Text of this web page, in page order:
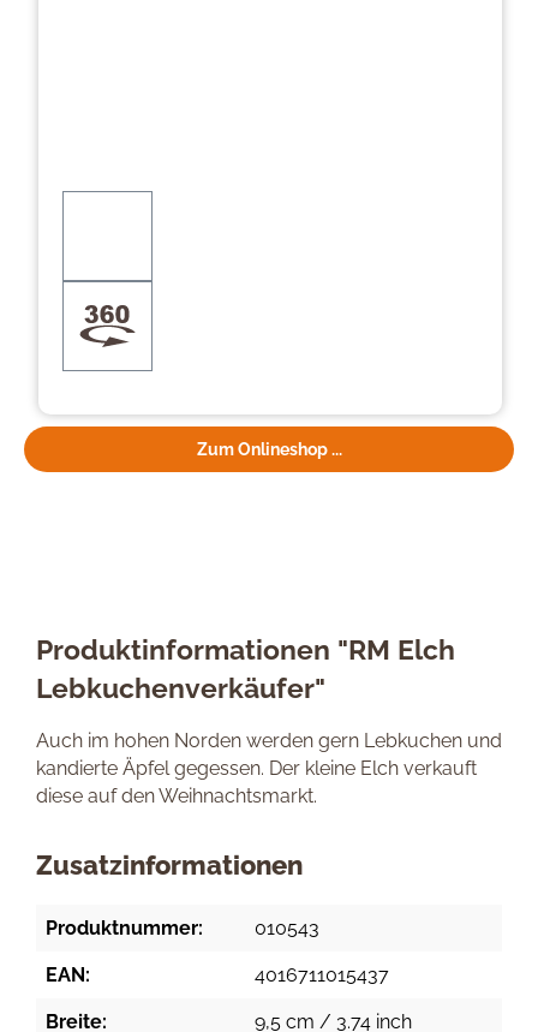
Zum Onlineshop ...
Produktinformationen "RM Elch
Lebkuchenverkäufer"
Auch im hohen Norden werden gern Lebkuchen und
kandierte Äpfel gegessen. Der kleine Elch verkauft
diese auf den Weihnachtsmarkt.
Zusatzinformationen
Produktnummer: 010543
EAN: 4016711015437
Breite: 9,5 cm / 3.74 inch